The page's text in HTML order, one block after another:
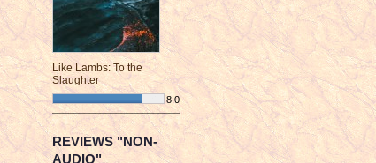
Like Lambs: To the
Slaughter
8,0
¯¯¯¯¯¯¯¯¯¯¯¯¯¯¯¯¯¯¯¯¯¯¯¯
REVIEWS "NON-
AUDIO"